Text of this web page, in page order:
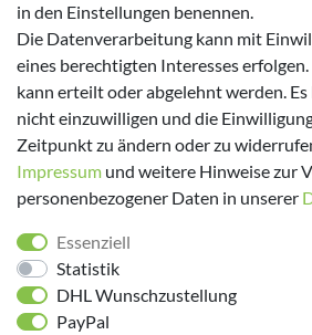
Versanddienstleister
Folge uns!
in den Einstellungen benennen.
Die Datenverarbeitung kann mit
eines berechtigten Interesses
kann erteilt oder abgelehnt werden.
nicht einzuwilligen und die
Zeitpunkt zu ändern oder zu
Impressum und weitere Hinweise zur
personenbezogener Daten in unserer
Essenziell
Statistik
DHL Wunschzustellung
PayPal